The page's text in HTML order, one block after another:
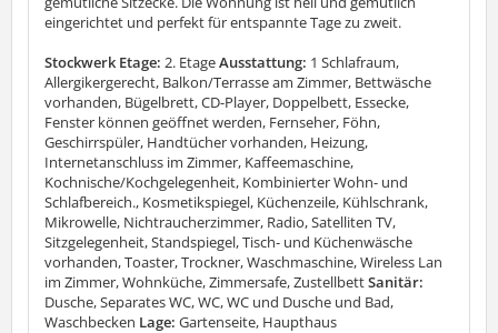
eingerichtet und perfekt für entspannte Tage zu zweit.
Stockwerk Etage: 2. EtageAusstattung: 1 Schlafraum,
Allergikergerecht, Balkon/Terrasse am Zimmer, Bettwäsche
vorhanden, Bügelbrett, CD-Player, Doppelbett, Essecke,
Fenster können geöffnet werden, Fernseher, Föhn,
Geschirrspüler, Handtücher vorhanden, Heizung,
Internetanschluss im Zimmer, Kaffeemaschine,
Kochnische/Kochgelegenheit, Kombinierter Wohn- und
Schlafbereich., Kosmetikspiegel, Küchenzeile, Kühlschrank,
Mikrowelle, Nichtraucherzimmer, Radio, Satelliten TV,
Sitzgelegenheit, Standspiegel, Tisch- und Küchenwäsche
vorhanden, Toaster, Trockner, Waschmaschine, Wireless Lan
im Zimmer, Wohnküche, Zimmersafe, ZustellbettSanitär:
Dusche, Separates WC, WC, WC und Dusche und Bad,
Waschbecken Lage: Gartenseite, Haupthaus